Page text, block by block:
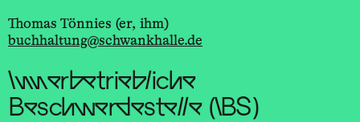
Thomas Tönnies (er, ihm)
buchhaltung@schwankhalle.de
Innerbetriebliche
Beschwerdestelle (IBS)